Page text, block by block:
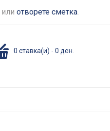
или отворете сметка.
0 ставка(и) - 0 ден.